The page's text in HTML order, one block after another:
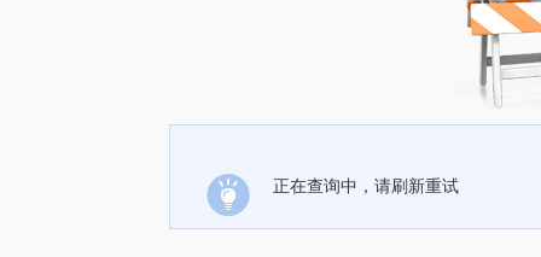
正在查询中，请刷新重试